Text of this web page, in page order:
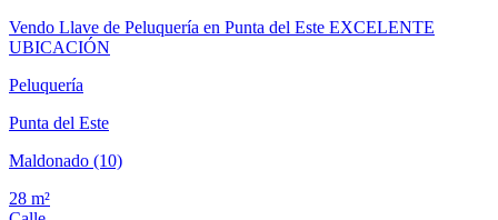
Vendo Llave de Peluquería en Punta del Este EXCELENTE
UBICACIÓN
Peluquería
Punta del Este
Maldonado (10)
28 m²